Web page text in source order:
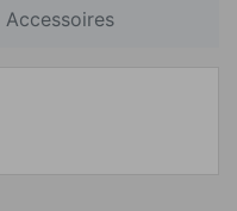
Accessoires